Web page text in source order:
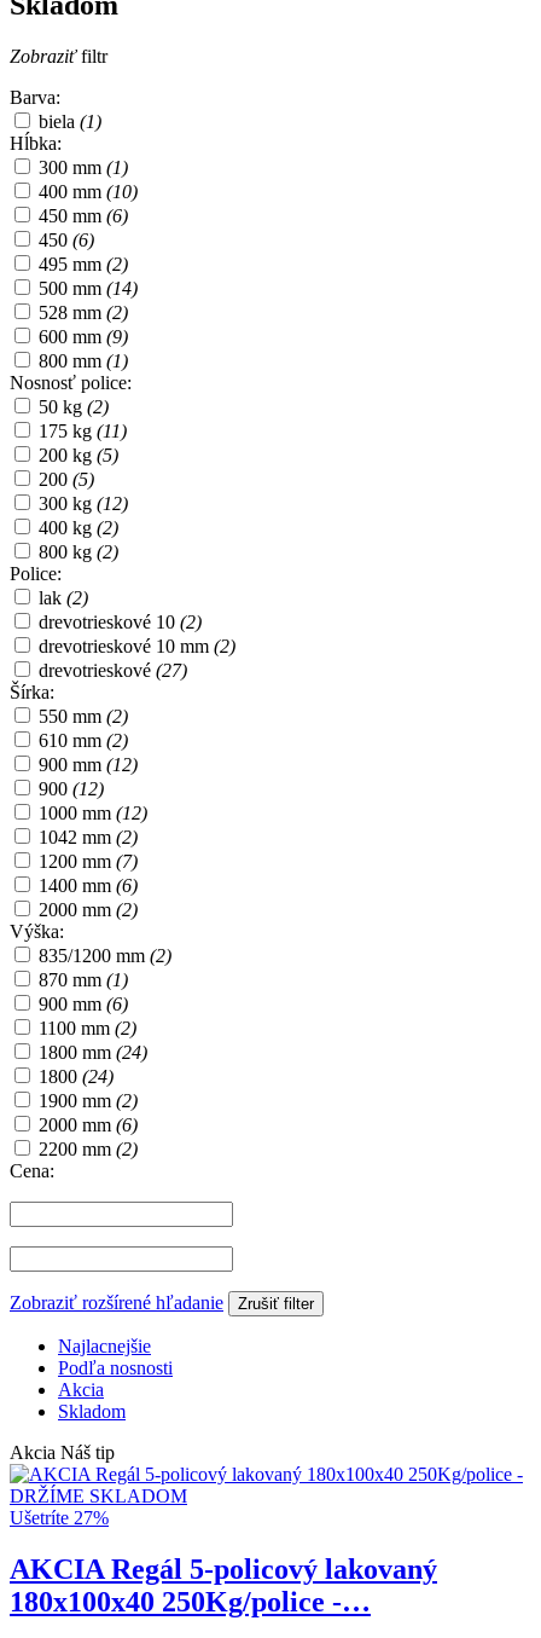
Zobraziťfiltr
Barva:
biela (1)
Hĺbka:
300 mm (1)
400 mm (10)
450 mm (6)
450 (6)
495 mm (2)
500 mm (14)
528 mm (2)
600 mm (9)
800 mm (1)
Nosnosť police:
50 kg (2)
175 kg (11)
200 kg (5)
200 (5)
300 kg (12)
400 kg (2)
800 kg (2)
Police:
lak (2)
drevotrieskové 10 (2)
drevotrieskové 10 mm (2)
drevotrieskové (27)
Šírka:
550 mm (2)
610 mm (2)
900 mm (12)
900 (12)
1000 mm (12)
1042 mm (2)
1200 mm (7)
1400 mm (6)
2000 mm (2)
Výška:
835/1200 mm (2)
870 mm (1)
900 mm (6)
1100 mm (2)
1800 mm (24)
1800 (24)
1900 mm (2)
2000 mm (6)
2200 mm (2)
Cena:
Zobraziť rozšírené hľadanie Zrušiť filter
Najlacnejšie
Podľa nosnosti
Akcia
Skladom
Akcia Náš tip
Ušetríte 27%
AKCIA Regál 5-policový lakovaný
180x100x40 250Kg/police -…